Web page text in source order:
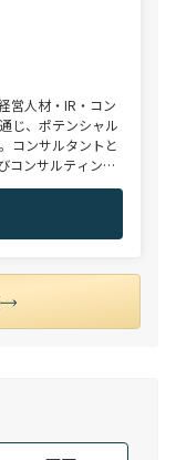
営人材・IR・コン
じ、ポテンシャル
コンサルタントと
コンサルティング
ャル層からミド
広くご支援可能。